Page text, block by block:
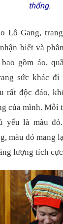
thống.
Lô Gang,
biết và
gồm áo,
sức khác
rất độc đáo,
của mình. Mỗi
yếu là màu
màu đỏ mang
lượng tích